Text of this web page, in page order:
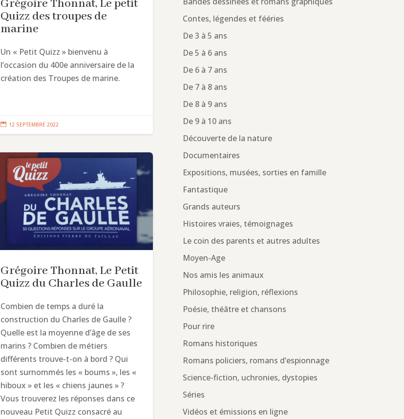
Grégoire Thonnat, Le petit
Quizz des troupes de
marine
Un « Petit Quizz » bienvenu à
l’occasion du 400e anniversaire de la
création des Troupes de marine.
 12 SEPTEMBRE 2022
Grégoire Thonnat, Le Petit
Quizz du Charles de Gaulle
Combien de temps a duré la
construction du Charles de Gaulle ?
Quelle est la moyenne d’âge de ses
marins ? Combien de métiers
différents trouve-t-on à bord ? Qui
sont surnommés les « boums », les «
hiboux » et les « chiens jaunes » ?
Vous trouverez les réponses dans ce
nouveau Petit Quizz consacré au
Contes, légendes et fééries
De 3 à 5 ans
De 5 à 6 ans
De 6 à 7 ans
De 7 à 8 ans
De 8 à 9 ans
De 9 à 10 ans
Découverte de la nature
Documentaires
Expositions, musées, sorties en famille
Fantastique
Grands auteurs
Histoires vraies, témoignages
Le coin des parents et autres adultes
Moyen-Age
Nos amis les animaux
Philosophie, religion, réflexions
Poésie, théâtre et chansons
Pour rire
Romans historiques
Romans policiers, romans d’espionnage
Science-fiction, uchronies, dystopies
Séries
Vidéos et émissions en ligne